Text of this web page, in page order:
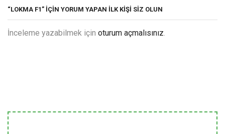
“LOKMA F1” IÇIN YORUM YAPAN ILK KIŞI SIZ OLUN
İnceleme yazabilmek için oturum açmalısınız